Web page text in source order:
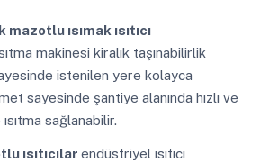
ısımak ısıtıcı
makinesi kiralık taşınabilirlik
istenilen yere kolayca
sayesinde şantiye alanında hızlı ve
sağlanabilir.
ısıtıcılar endüstriyel ısıtıcı